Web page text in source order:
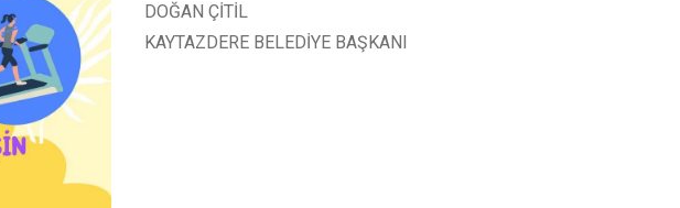
DOĞAN ÇİTİL
KAYTAZDERE BELEDİYE BAŞKANI